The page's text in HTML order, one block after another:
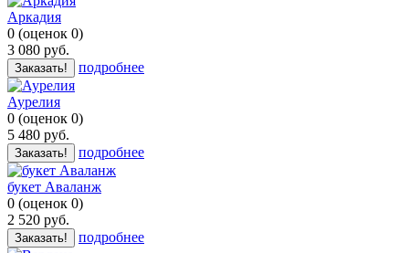
Аркадия
0 (оценок 0)
3 080 руб.
Заказать! подробнее
Аурелия
0 (оценок 0)
5 480 руб.
Заказать! подробнее
букет Аваланж
0 (оценок 0)
2 520 руб.
Заказать! подробнее